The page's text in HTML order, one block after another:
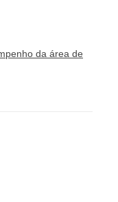
da área de